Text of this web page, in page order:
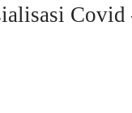
Covid